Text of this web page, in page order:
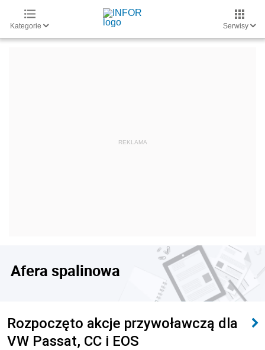
Kategorie Serwisy
Afera spalinowa
Rozpoczęto akcje przywoławczą dla
VW Passat, CC i EOS